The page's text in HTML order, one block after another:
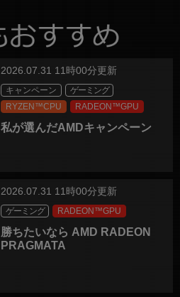
2026.07.31 11時00分更新
キャンペーン
ゲーミング
RYZEN™CPU
RADEON™GPU
私が選んだAMDキャンペーン
2026.07.31 11時00分更新
ゲーミング RADEON™GPU
勝ちたいなら AMD RADEON
PRAGMATA